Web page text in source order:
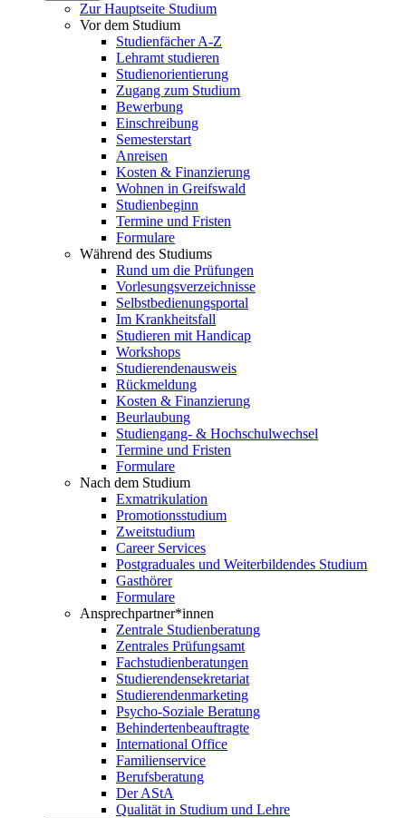
Zur Hauptseite Studium
Vor dem Studium
Studienfächer A-Z
Lehramt studieren
Studienorientierung
Zugang zum Studium
Bewerbung
Einschreibung
Semesterstart
Anreisen
Kosten & Finanzierung
Wohnen in Greifswald
Studienbeginn
Termine und Fristen
Formulare
Während des Studiums
Rund um die Prüfungen
Vorlesungsverzeichnisse
Selbstbedienungsportal
Im Krankheitsfall
Studieren mit Handicap
Workshops
Studierendenausweis
Rückmeldung
Kosten & Finanzierung
Beurlaubung
Studiengang- & Hochschulwechsel
Termine und Fristen
Formulare
Nach dem Studium
Exmatrikulation
Promotionsstudium
Zweitstudium
Career Services
Postgraduales und Weiterbildendes Studium
Gasthörer
Formulare
Ansprechpartner*innen
Zentrale Studienberatung
Zentrales Prüfungsamt
Fachstudienberatungen
Studierendensekretariat
Studierendenmarketing
Psycho-Soziale Beratung
Behindertenbeauftragte
International Office
Familienservice
Berufsberatung
Der AStA
Qualität in Studium und Lehre